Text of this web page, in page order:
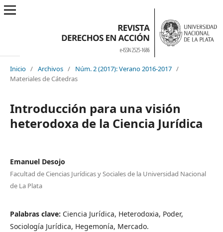
Inicio / Archivos / Núm. 2 (2017): Verano 2016-2017 /
Materiales de Cátedras
Introducción para una visión
heterodoxa de la Ciencia Jurídica
Emanuel Desojo
Facultad de Ciencias Jurídicas y Sociales de la Universidad Nacional
de La Plata
Palabras clave: Ciencia Jurídica, Heterodoxia, Poder,
Sociología Jurídica, Hegemonía, Mercado.